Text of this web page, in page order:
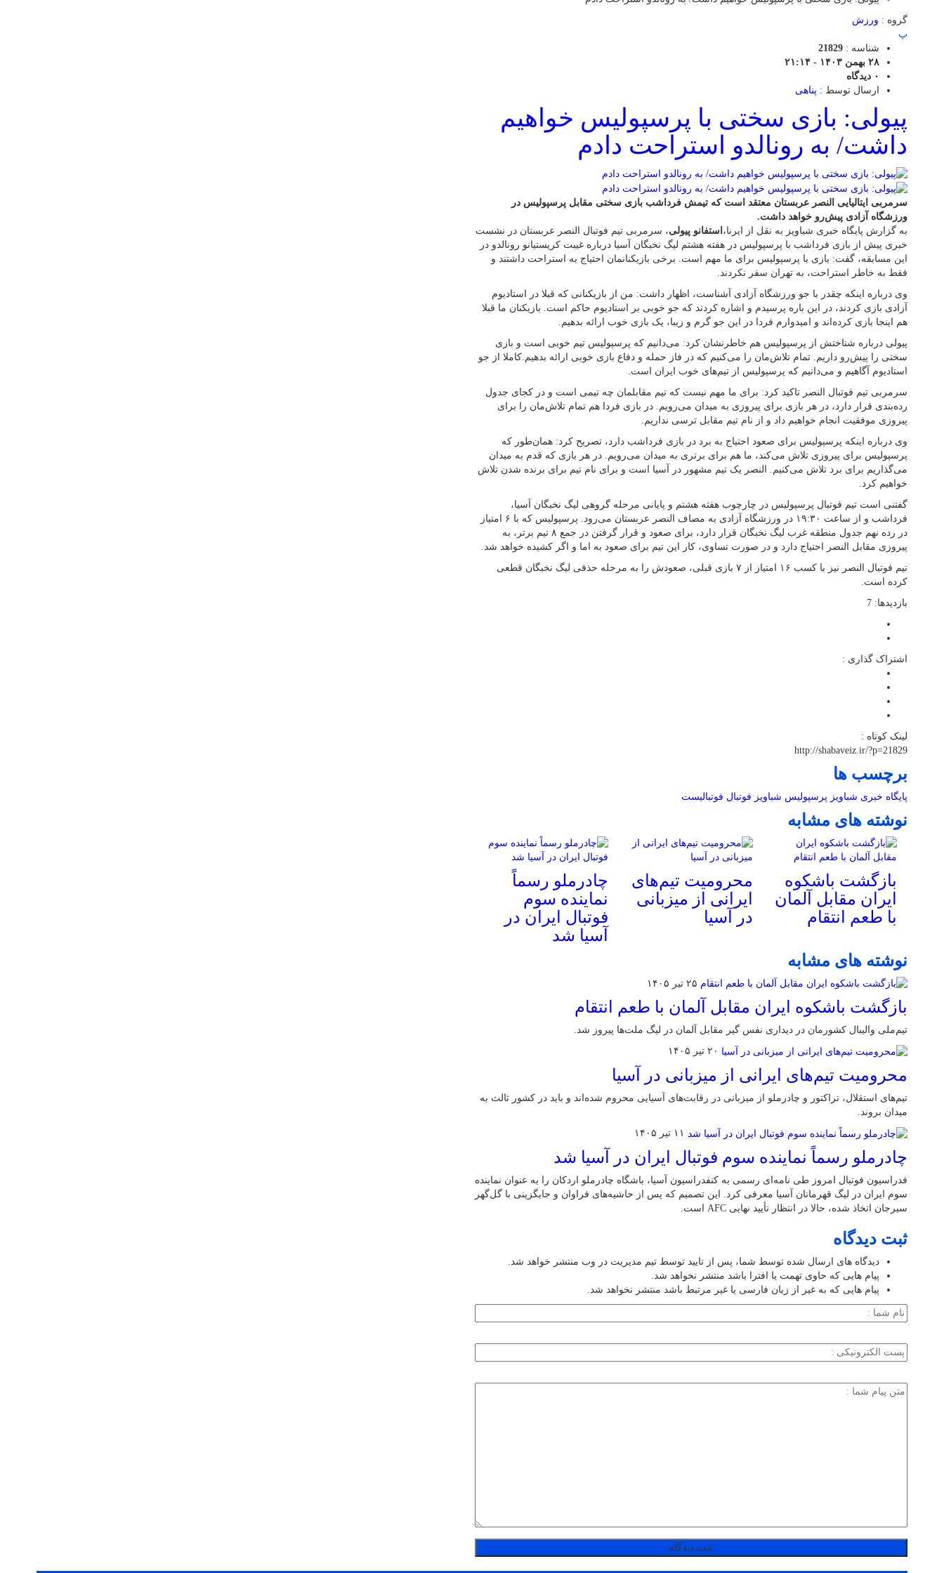
گروه : ورزش
پ
شناسه : 21829
۲۸ بهمن ۱۴۰۳ - ۲۱:۱۴
۰ دیدگاه
ارسال توسط : پناهی
پیولی: بازی سختی با پرسپولیس خواهیم
داشت/ به رونالدو استراحت دادم
سرمربی ایتالیایی النصر عربستان معتقد است که تیمش فرداشب بازی سختی مقابل پرسپولیس در
ورزشگاه آزادی پیش‌رو خواهد داشت.
به گزارش پایگاه خبری شباویز به نقل از ایرنا، استفانو پیولی، سرمربی تیم فوتبال النصر عربستان در نشست
خبری پیش از بازی فرداشب با پرسپولیس در هفته هشتم لیگ نخبگان آسیا درباره غیبت کریستیانو رونالدو در
این مسابقه، گفت: بازی با پرسپولیس برای ما مهم است. برخی بازیکنانمان احتیاج به استراحت داشتند و
فقط به خاطر استراحت، به تهران سفر نکردند.
وی درباره اینکه چقدر با جو ورزشگاه آزادی آشناست، اظهار داشت: من از بازیکنانی که قبلا در استادیوم
آزادی بازی کردند، در این باره پرسیدم و اشاره کردند که جو خوبی بر استادیوم حاکم است. بازیکنان ما قبلا
هم اینجا بازی کرده‌اند و امیدوارم فردا در این جو گرم و زیبا، یک بازی خوب ارائه بدهیم.
پیولی درباره شناختش از پرسپولیس هم خاطرنشان کرد: می‌دانیم که پرسپولیس تیم خوبی است و بازی
سختی را پیش‌رو داریم. تمام تلاش‌مان را می‌‎کنیم که در فاز حمله و دفاع بازی خوبی ارائه بدهیم.کاملا از جو
استادیوم آگاهیم و می‌دانیم که پرسپولیس از تیم‌های خوب ایران است.
سرمربی تیم فوتبال النصر تاکید کرد: برای ما مهم نیست که تیم مقابلمان چه تیمی است و در کجای جدول
رده‎‌بندی قرار دارد، در هر بازی برای پیروزی به میدان می‌رویم. در بازی فردا هم تمام تلاش‌مان را برای
پیروزی موفقیت انجام خواهیم داد و از نام تیم مقابل ترسی نداریم.
وی درباره اینکه پرسپولیس برای صعود احتیاج به برد در بازی فرداشب دارد، تصریح کرد: همان‌طور که
پرسپولیس برای پیروزی تلاش می‌کند، ما هم برای برتری به میدان می‌رویم. در هر بازی که قدم به میدان
می‌گذاریم برای برد تلاش می‌کنیم. النصر یک تیم مشهور در آسیا است و برای نام تیم برای برنده شدن تلاش
خواهیم کرد.
گفتنی است تیم فوتبال پرسپولیس در چارچوب هفته هشتم و پایانی مرحله گروهی لیگ نخبگان آسیا،
فرداشب و از ساعت ۱۹:۳۰ در ورزشگاه آزادی به مصاف النصر عربستان می‌رود. پرسپولیس که با ۶ امتیاز
در رده نهم جدول منطقه غرب لیگ نخبگان قرار دارد، برای صعود و قرار گرفتن در جمع ۸ تیم برتر، به
پیروزی مقابل النصر احتیاج دارد و در صورت تساوی، کار این تیم برای صعود به اما و اگر کشیده خواهد شد.
تیم فوتبال النصر نیز با کسب ۱۶ امتیاز از ۷ بازی قبلی، صعودش را به مرحله حذفی لیگ نخبگان قطعی
کرده است.
بازدیدها: 7
اشتراک گذاری :
لینک کوتاه :
http://shabaveiz.ir/?p=21829
برچسب ها
پایگاه خبری شباویز پرسپولیس شباویز فوتبال فوتبالیست
نوشته های مشابه
بازگشت باشکوه
ایران مقابل آلمان
با طعم انتقام
محرومیت تیم‌های
ایرانی از میزبانی
در آسیا
چادرملو رسماً
نماینده سوم
فوتبال ایران در
آسیا شد
نوشته های مشابه
۲۵ تیر ۱۴۰۵
بازگشت باشکوه ایران مقابل آلمان با طعم انتقام
تیم‌ملی والیبال کشورمان در دیداری نفس گیر مقابل آلمان در لیگ ملت‌ها پیروز شد.
۲۰ تیر ۱۴۰۵
محرومیت تیم‌های ایرانی از میزبانی در آسیا
تیم‌های استقلال، تراکتور و چادرملو از میزبانی در رقابت‌های آسیایی محروم شده‌اند و باید در کشور ثالث به
میدان بروند.
۱۱ تیر ۱۴۰۵
چادرملو رسماً نماینده سوم فوتبال ایران در آسیا شد
فدراسیون فوتبال امروز طی نامه‌ای رسمی به کنفدراسیون آسیا، باشگاه چادرملو اردکان را به عنوان نماینده
سوم ایران در لیگ قهرمانان آسیا معرفی کرد. این تصمیم که پس از حاشیه‌های فراوان و جایگزینی با گل‌گهر
سیرجان اتخاذ شده، حالا در انتظار تأیید نهایی AFC است.
ثبت دیدگاه
دیدگاه های ارسال شده توسط شما، پس از تایید توسط تیم مدیریت در وب منتشر خواهد شد.
پیام هایی که حاوی تهمت یا افترا باشد منتشر نخواهد شد.
پیام هایی که به غیر از زبان فارسی یا غیر مرتبط باشد منتشر نخواهد شد.